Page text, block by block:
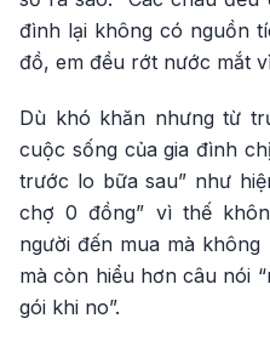
đình lại không có nguồn
đồ, em đều rớt nước mắt
Dù khó khăn nhưng từ
cuộc sống của gia đình
trước lo bữa sau” như
chợ 0 đồng” vì thế
người đến mua mà
mà còn hiểu hơn câu nói
gói khi no”.